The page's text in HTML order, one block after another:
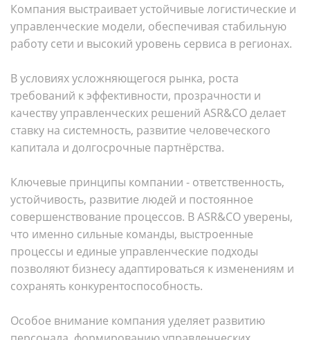
Компания выстраивает устойчивые логистические и
управленческие модели, обеспечивая стабильную
работу сети и высокий уровень сервиса в регионах.
В условиях усложняющегося рынка, роста
требований к эффективности, прозрачности и
качеству управленческих решений ASR&CO делает
ставку на системность, развитие человеческого
капитала и долгосрочные партнёрства.
Ключевые принципы компании - ответственность,
устойчивость, развитие людей и постоянное
совершенствование процессов. В ASR&CO уверены,
что именно сильные команды, выстроенные
процессы и единые управленческие подходы
позволяют бизнесу адаптироваться к изменениям и
сохранять конкурентоспособность.
Особое внимание компания уделяет развитию